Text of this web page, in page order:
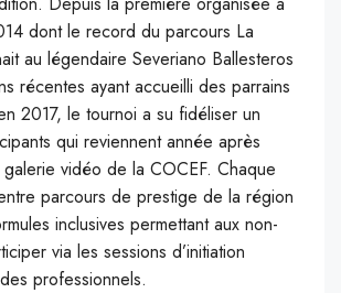
dont le record du parcours La
au légendaire Severiano Ballesteros
récentes ayant accueilli des parrains
2017, le tournoi a su fidéliser un
qui reviennent année après
vidéo de la COCEF. Chaque
parcours de prestige de la région
inclusives permettant aux non-
via les sessions d’initiation
professionnels.